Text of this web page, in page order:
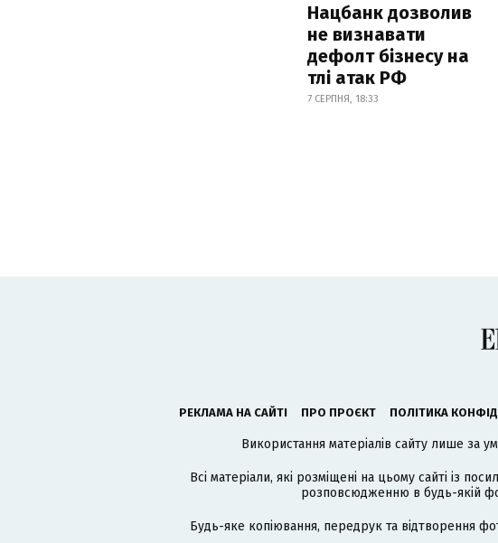
Нацбанк дозволив
не визнавати
дефолт бізнесу на
тлі атак РФ
7 СЕРПНЯ, 18:33
РЕКЛАМА НА САЙТІ ПРО ПРОЄКТ ПОЛІТИКА
Використання матеріалів сайту лише за
Всі матеріали, які розміщені на цьому сайті із
розповсюдженню в будь-якій
Будь-яке копіювання, передрук та відтворення